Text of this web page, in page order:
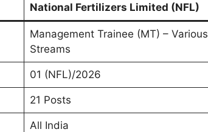
National Fertilizers Limited (NFL)
Management Trainee (MT) – Various
Streams
01 (NFL)/2026
21 Posts
All India